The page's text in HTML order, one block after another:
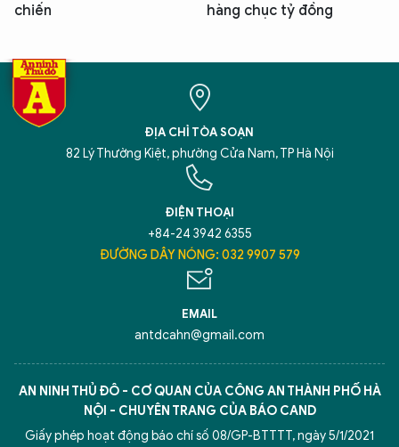
chiến
hàng chục tỷ đồng
ĐỊA CHỈ TÒA SOẠN
82 Lý Thường Kiệt, phường Cửa Nam, TP Hà Nội
ĐIỆN THOẠI
+84-24 3942 6355
ĐƯỜNG DÂY NÓNG: 032 9907 579
EMAIL
antdcahn@gmail.com
AN NINH THỦ ĐÔ - CƠ QUAN CỦA CÔNG AN THÀNH PHỐ HÀ
NỘI - CHUYÊN TRANG CỦA BÁO CAND
Giấy phép hoạt động báo chí số 08/GP-BTTTT, ngày 5/1/2021